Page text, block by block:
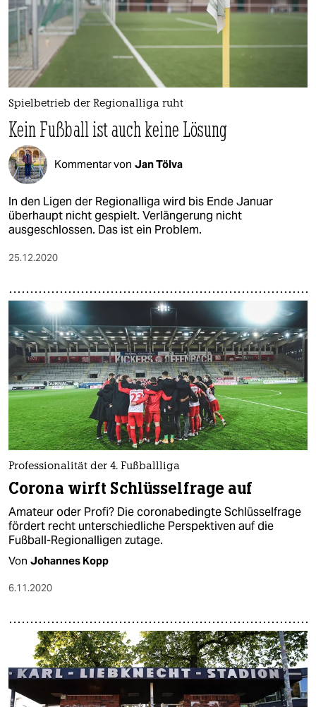
Spielbetrieb der Regionalliga ruht
Kein Fußball ist auch keine Lösung
Kommentar von Jan Tölva
In den Ligen der Regionalliga wird bis Ende Januar
überhaupt nicht gespielt. Verlängerung nicht
ausgeschlossen. Das ist ein Problem.
25.12.2020
Professionalität der 4. Fußballliga
Corona wirft Schlüsselfrage auf
Amateur oder Profi? Die coronabedingte Schlüsselfrage
fördert recht unterschiedliche Perspektiven auf die
Fußball-Regionalligen zutage.
Von Johannes Kopp
6.11.2020